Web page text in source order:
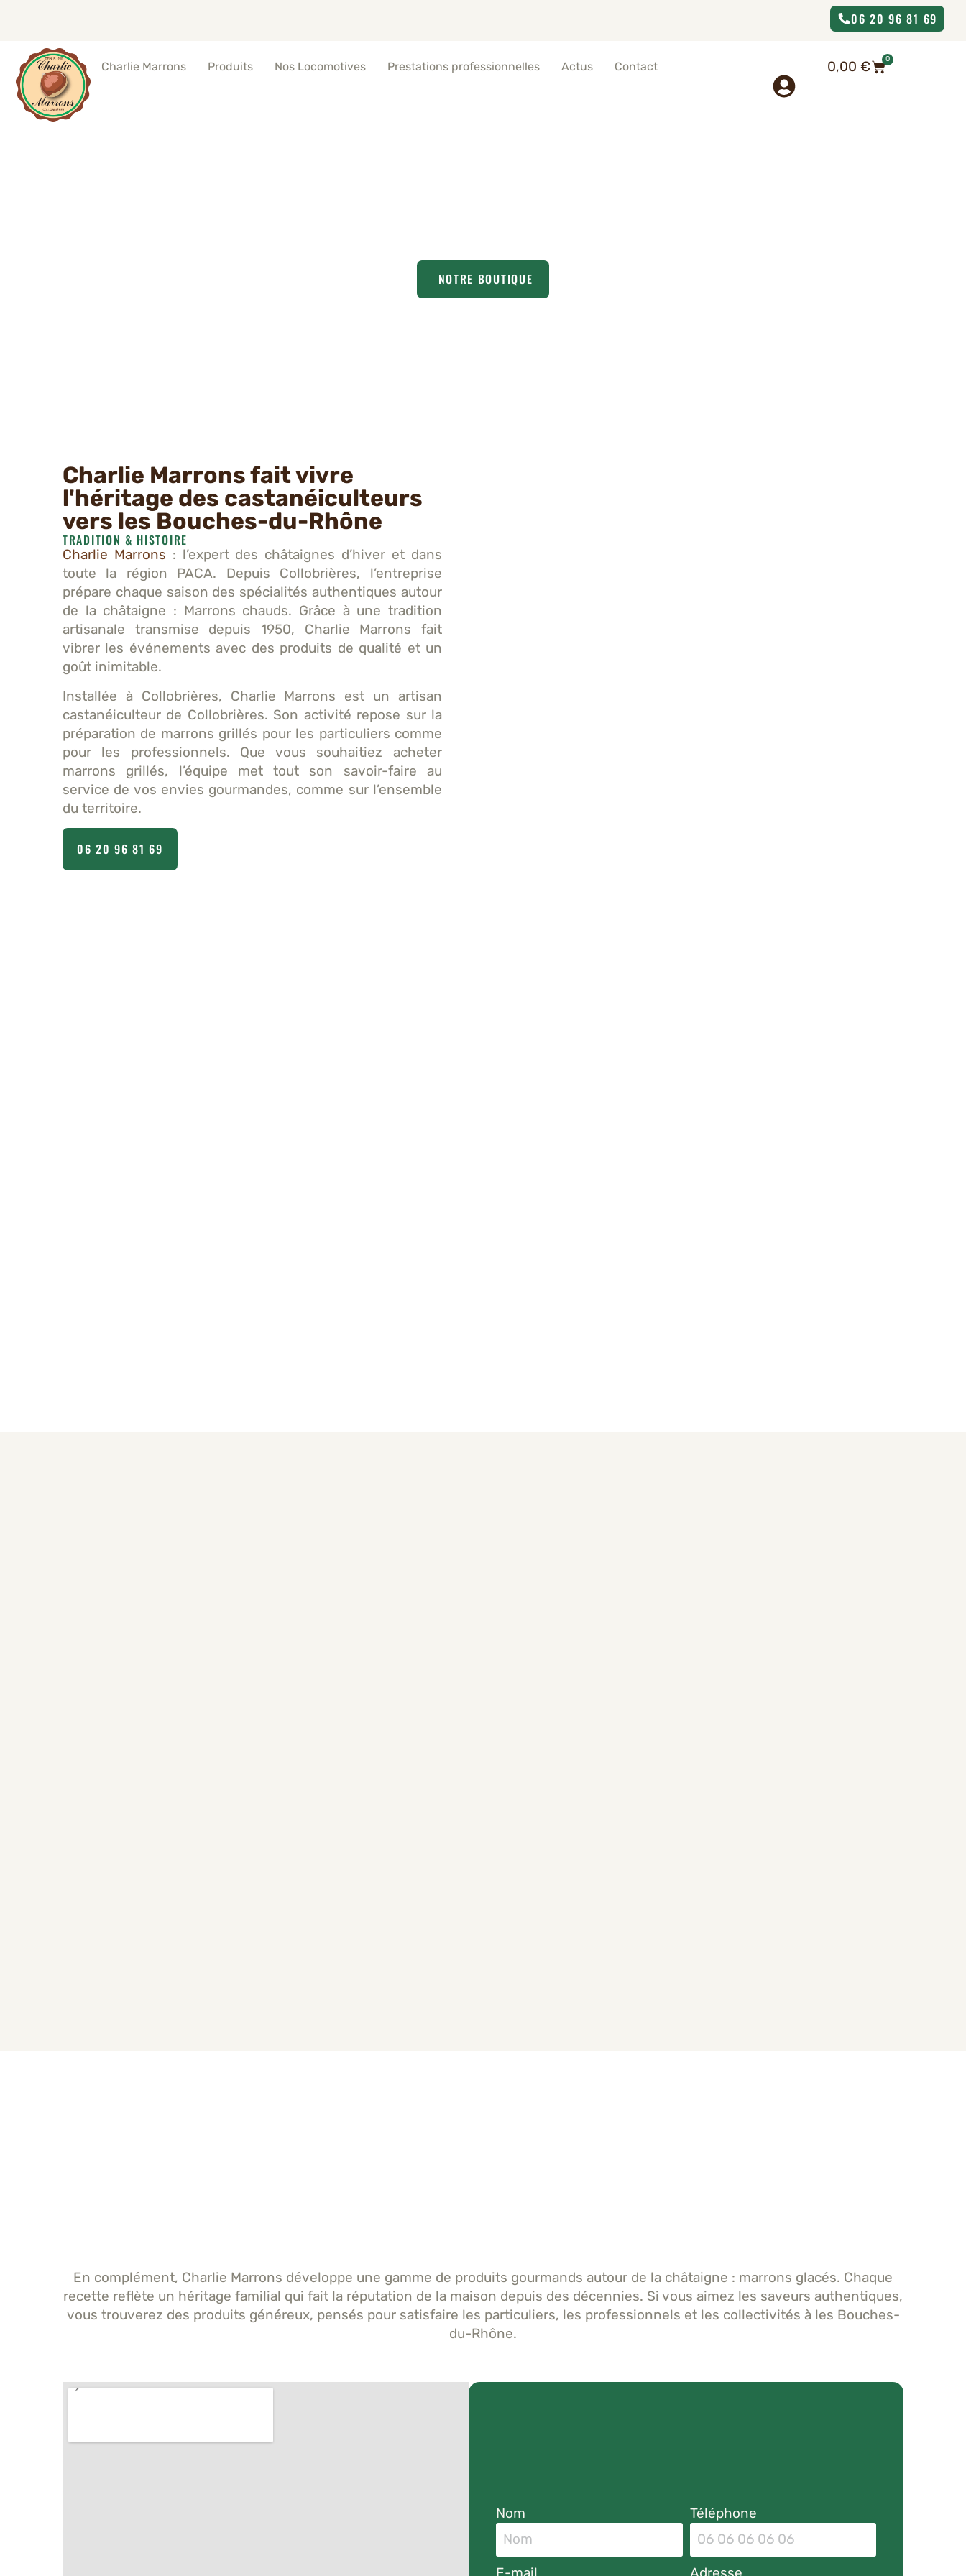
06 20 96 81 69
Charlie Marrons Produits Nos Locomotives Prestations professionnelles Actus Contact 0,00€ 0
NOTRE BOUTIQUE
Charlie Marrons fait vivre
l'héritage des castanéiculteurs
vers les Bouches-du-Rhône
TRADITION & HISTOIRE
Charlie Marrons : l’expert des châtaignes d’hiver et dans
toute la région PACA. Depuis Collobrières, l’entreprise
prépare chaque saison des spécialités authentiques autour
de la châtaigne : Marrons chauds. Grâce à une tradition
artisanale transmise depuis 1950, Charlie Marrons fait
vibrer les événements avec des produits de qualité et un
goût inimitable.
Installée à Collobrières, Charlie Marrons est un artisan
castanéiculteur de Collobrières. Son activité repose sur la
préparation de marrons grillés pour les particuliers comme
pour les professionnels. Que vous souhaitiez acheter
marrons grillés, l’équipe met tout son savoir-faire au
service de vos envies gourmandes, comme sur l’ensemble
du territoire.
06 20 96 81 69
En complément, Charlie Marrons développe une gamme de produits gourmands autour de la châtaigne : marrons glacés. Chaque
recette reflète un héritage familial qui fait la réputation de la maison depuis des décennies. Si vous aimez les saveurs authentiques,
vous trouverez des produits généreux, pensés pour satisfaire les particuliers, les professionnels et les collectivités à les Bouches-
du-Rhône.
Nom Téléphone